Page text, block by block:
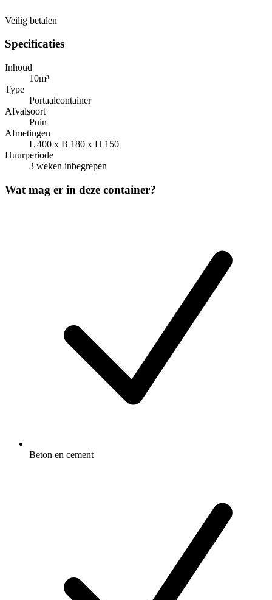
Veilig betalen
Specificaties
Inhoud
10m³
Type
Portaalcontainer
Afvalsoort
Puin
Afmetingen
L 400 x B 180 x H 150
Huurperiode
3 weken inbegrepen
Wat mag er in deze container?
Beton en cement